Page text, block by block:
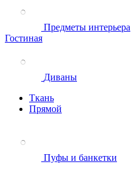
Предметы интерьера
Гостиная
Диваны
Ткань
Прямой
Пуфы и банкетки